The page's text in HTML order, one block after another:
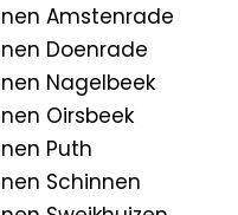
Amstenrade
Doenrade
Nagelbeek
Oirsbeek
Puth
Schinnen